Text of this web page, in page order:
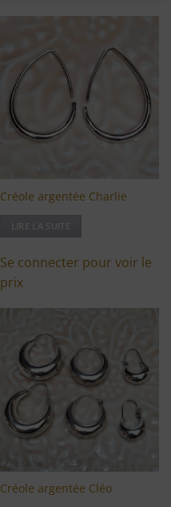
Ajouter
à ma
liste
d'envies
Créole argentée Charlie
Se connecter pour voir le
prix
Ajouter
à ma
liste
d'envies
Créole argentée Cléo